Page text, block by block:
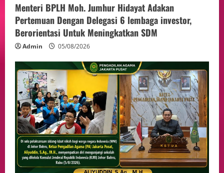
Menteri BPLH Moh. Jumhur Hidayat Adakan
Pertemuan Dengan Delegasi 6 lembaga investor,
Berorientasi Untuk Meningkatkan SDM
Admin 05/08/2026